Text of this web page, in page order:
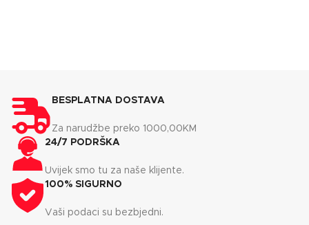
BESPLATNA DOSTAVA
Za narudžbe preko 1000,00KM
24/7 PODRŠKA
Uvijek smo tu za naše klijente.
100% SIGURNO
Vaši podaci su bezbjedni.